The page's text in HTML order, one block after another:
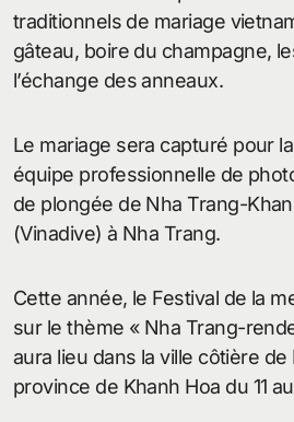
traditionnels de mariage
gâteau, boire du champagne,
l’échange des anneaux.
Le mariage sera capturé pour
équipe professionnelle de
de plongée de Nha Trang-
(Vinadive) à Nha Trang.
Cette année, le Festival de la
sur le thème « Nha Trang-
aura lieu dans la ville côtière de
province de Khanh Hoa du 11